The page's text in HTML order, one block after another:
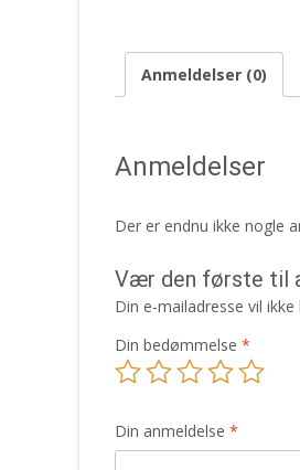
Anmeldelser (0)
Anmeldelser
Der er endnu ikke nogle
Vær den første til
Din e-mailadresse vil ikke
Din bedømmelse *
Din anmeldelse *